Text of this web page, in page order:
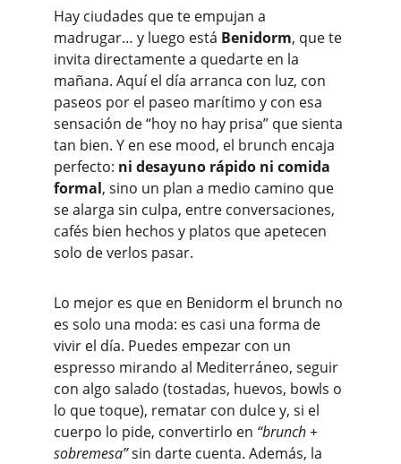
Hay ciudades que te empujan a
madrugar… y luego está Benidorm, que te
invita directamente a quedarte en la
mañana. Aquí el día arranca con luz, con
paseos por el paseo marítimo y con esa
sensación de “hoy no hay prisa” que sienta
tan bien. Y en ese mood, el brunch encaja
perfecto: ni desayuno rápido ni comida
formal, sino un plan a medio camino que
se alarga sin culpa, entre conversaciones,
cafés bien hechos y platos que apetecen
solo de verlos pasar.
Lo mejor es que en Benidorm el brunch no
es solo una moda: es casi una forma de
vivir el día. Puedes empezar con un
espresso mirando al Mediterráneo, seguir
con algo salado (tostadas, huevos, bowls o
lo que toque), rematar con dulce y, si el
cuerpo lo pide, convertirlo en “brunch +
sobremesa” sin darte cuenta. Además, la